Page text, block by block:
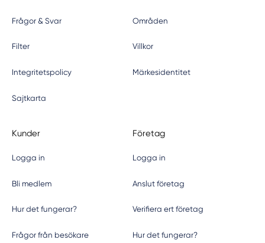
Frågor & Svar Områden
Filter Villkor
Integritetspolicy Märkesidentitet
Sajtkarta
Kunder
Logga in
Bli medlem
Hur det fungerar?
Frågor från besökare
Företag
Logga in
Anslut företag
Verifiera ert företag
Hur det fungerar?